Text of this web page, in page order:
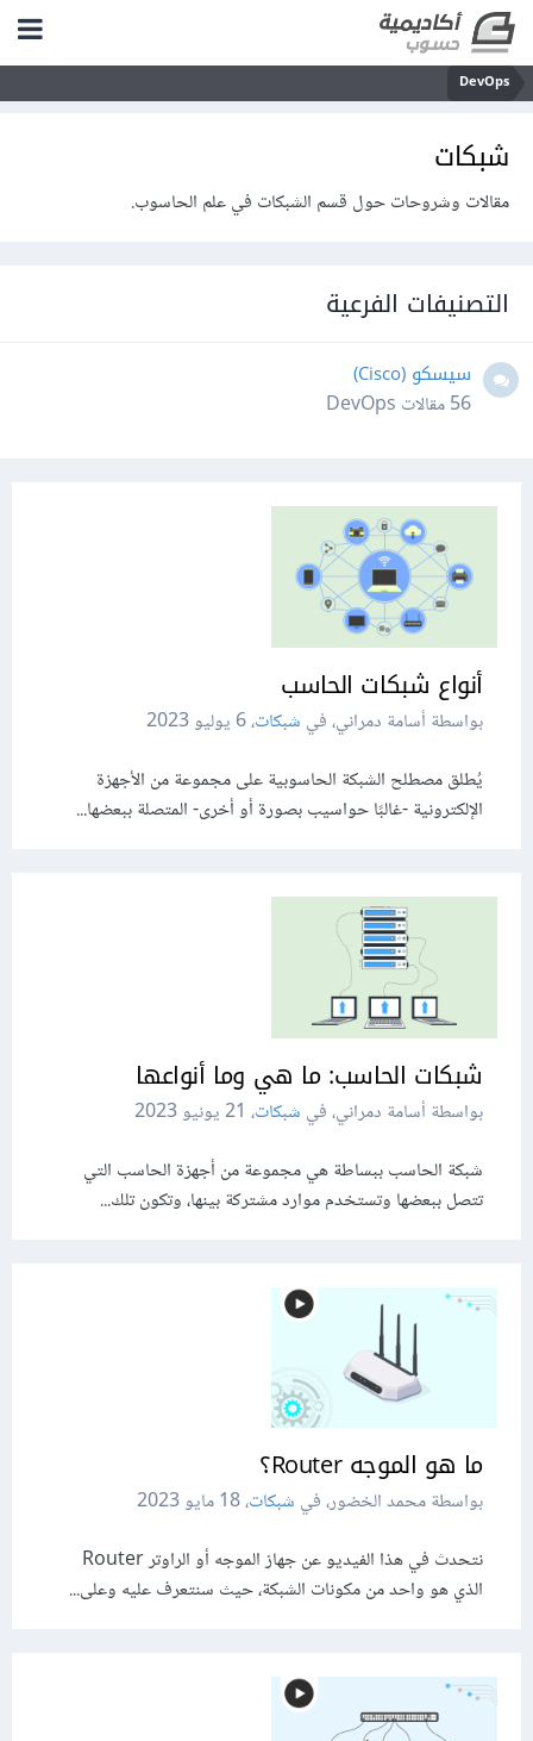
DevOps
شبكات
مقالات وشروحات حول قسم الشبكات في علم الحاسوب.
التصنيفات الفرعية
سيسكو (Cisco)
56مقالات DevOps
أنواع شبكات الحاسب
بواسطة أسامة دمراني، في شبكات،6 يوليو 2023
يُطلق مصطلح الشبكة الحاسوبية على مجموعة من الأجهزة
الإلكترونية -غالبًا حواسيب بصورة أو أخرى- المتصلة ببعضها...
شبكات الحاسب: ما هي وما أنواعها
بواسطة أسامة دمراني، في شبكات، 21 يونيو 2023
شبكة الحاسب ببساطة هي مجموعة من أجهزة الحاسب التي
تتصل ببعضها وتستخدم موارد مشتركة بينها، وتكون تلك...
ما هو الموجه Router؟
بواسطة محمد الخضور، في شبكات،18 مايو 2023
نتحدث في هذا الفيديو عن جهاز الموجه أو الراوتر Router
الذي هو واحد من مكونات الشبكة، حيث سنتعرف عليه وعلى...